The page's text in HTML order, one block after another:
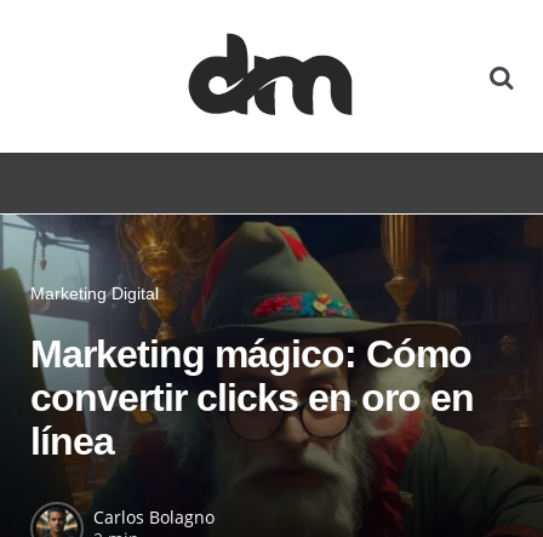
Marketing Digital
Marketing mágico: Cómo
convertir clicks en oro en
línea
Carlos Bolagno